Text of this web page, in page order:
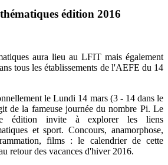
édition 2016
aura lieu au LFIT mais également
tous les établissements de l'AEFE du 14
le Lundi 14 mars (3 - 14 dans le
de la fameuse journée du nombre Pi. Le
édition invite à explorer les liens
et sport. Concours, anamorphose,
films : le calendrier de cette
retour des vacances d'hiver 2016.